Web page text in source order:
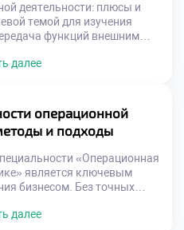
деятельности: плюсы и
темой для изучения
функций внешним
глубокого анализа и
аутсорсинга отличает
Логистические
внешние ресурсы для
далее
операционной
и подходы
«Операционная
является ключевым
бизнесом. Без точных
данных превращает
далее